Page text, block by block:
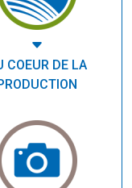
COEUR DE LA